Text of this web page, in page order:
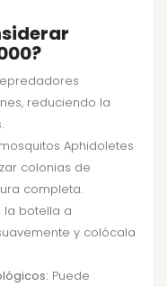
reduciendo la
Aphidoletes
colonias de
completa.
la botella a
y colócala
Puede